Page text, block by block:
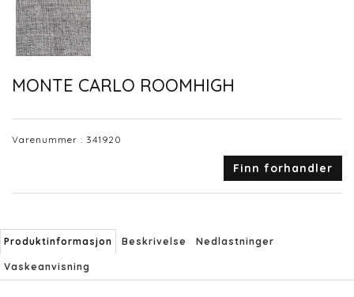
MONTE CARLO ROOMHIGH
Varenummer : 341920
Finn forhandler
Produktinformasjon Beskrivelse Nedlastninger
Vaskeanvisning